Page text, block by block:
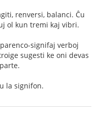
renversi, balanci. Ĉu
ol kun tremi kaj vibri.
signifaj verboj
sugesti ke oni devas
la signifon.